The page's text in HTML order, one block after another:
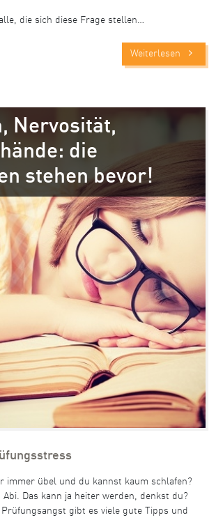
die sich diese Frage stellen…
Weiterlesen
Nervosität,
die
stehen bevor!
immer übel und du kannst kaum schlafen?
Das kann ja heiter werden, denkst du?
Prüfungsangst gibt es viele gute Tipps und